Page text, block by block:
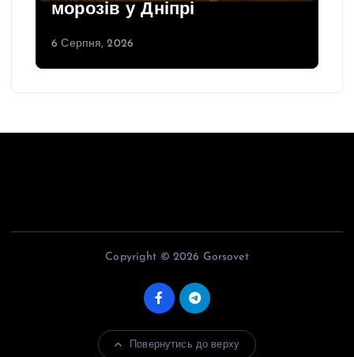
морозів у Дніпрі
6 Серпня, 2026
Copyright © 2026 Gorsovet
Повернутись до верху